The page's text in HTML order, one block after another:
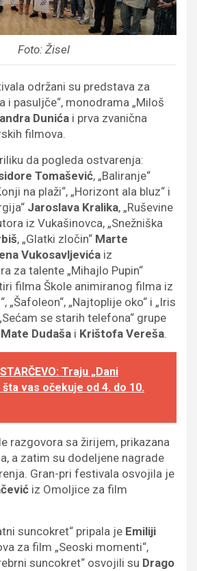
Foto: Žisel
održani su predstava za
i pasuljče“, monodrama „Miloš
Dunića i prva zvanična
filmova.
da pogleda ostvarenja:
Tomašević, „Baliranje“
na plaži“, „Horizont ala bluz“ i
Jaroslava Kralika, „Ruševine
iz Vukašinovca, „Snežniška
, „Glatki zločin“ Marte
Vukosavljevića iz
za talente „Mihajlo Pupin“
filma Škole animiranog filma iz
„Šafoleon“, „Najtoplije oko“ i „Iris
se starih telefona“ grupe
Mate Dudaša i Krištofa Vereša.
STARČEVO: Traju „Dani
vas očekuje od 4. do 10.
razgovora sa žirijem, prikazana
a zatim su dodeljene nagrade
Gran-pri festivala osvojila je
iz Omoljice za film
suncokret“ pripala je Emiliji
za film „Seoski momenti“,
suncokret“ osvojili su Drago